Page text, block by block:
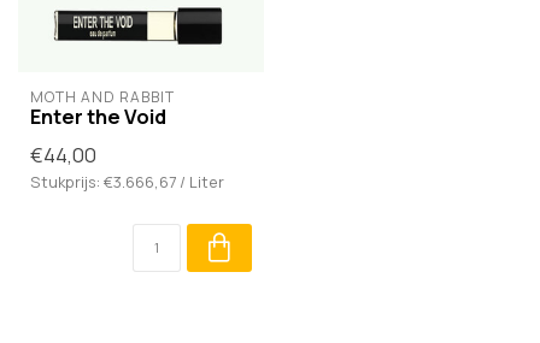
MOTH AND RABBIT
Enter the Void
€44,00
Stukprijs: €3.666,67 / Liter